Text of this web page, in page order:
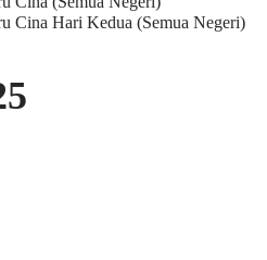
Cina Hari Kedua (Semua Negeri)